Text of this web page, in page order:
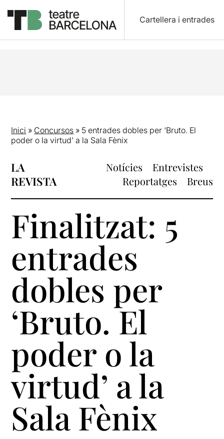
Cartellera i entrades
Inici » Concursos » 5 entrades dobles per ‘Bruto. El
poder o la virtud’ a la Sala Fènix
LA
REVISTA
Notícies
Entrevistes
Reportatges
Breus
Finalitzat: 5
entrades
dobles per
‘Bruto. El
poder o la
virtud’ a la
Sala Fènix